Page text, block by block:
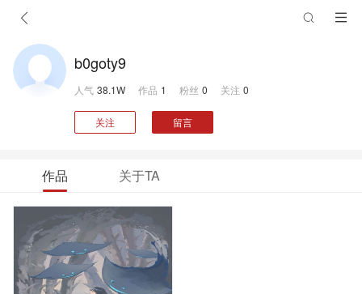
b0goty9
人气 38.1W 作品 1 粉丝 0 关注 0
关注 留言
作品 关于TA